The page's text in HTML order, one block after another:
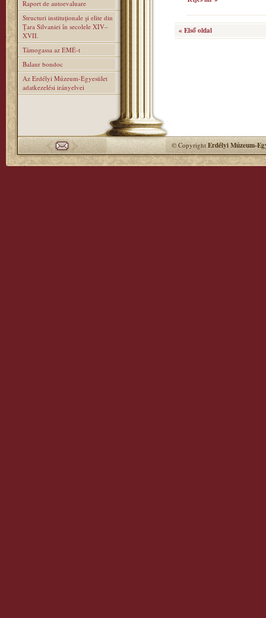
Raport de autoevaluare
Structuri instituţionale şi elite din
Ţara Silvaniei în secolele XIV–
XVII.
Támogassa az EMÉ-t
Balaur bondoc
Az Erdélyi Múzeum-Egyesület
adatkezelési irányelvei
« Első oldal
© CopyrightErdélyi Múzeum-